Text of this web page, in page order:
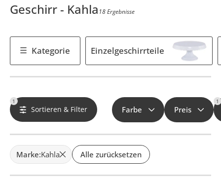
Geschirr - Kahla 18 Ergebnisse
Kategorie Einzelgeschirrteile
1
Sortieren & Filter Farbe Preis
1
Marke:Kahla Alle zurücksetzen